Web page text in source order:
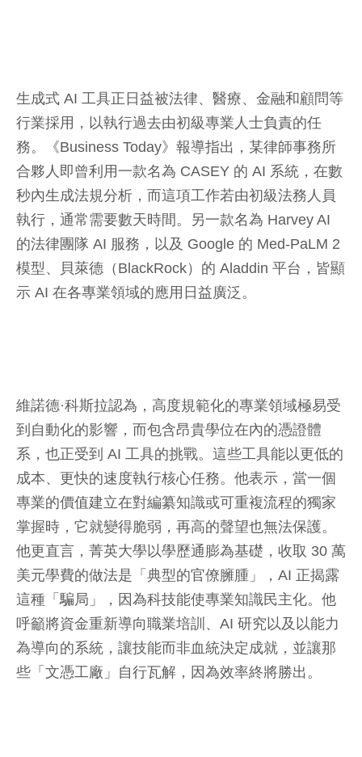
生成式 AI 工具正日益被法律、醫療、金融和顧問等
行業採用，以執行過去由初級專業人士負責的任
務。《Business Today》報導指出，某律師事務所
合夥人即曾利用一款名為 CASEY 的 AI 系統，在數
秒內生成法規分析，而這項工作若由初級法務人員
執行，通常需要數天時間。另一款名為 Harvey AI
的法律團隊 AI 服務，以及 Google 的 Med-PaLM 2
模型、貝萊德（BlackRock）的 Aladdin 平台，皆顯
示 AI 在各專業領域的應用日益廣泛。
維諾德·科斯拉認為，高度規範化的專業領域極易受
到自動化的影響，而包含昂貴學位在內的憑證體
系，也正受到 AI 工具的挑戰。這些工具能以更低的
成本、更快的速度執行核心任務。他表示，當一個
專業的價值建立在對編纂知識或可重複流程的獨家
掌握時，它就變得脆弱，再高的聲望也無法保護。
他更直言，菁英大學以學歷通膨為基礎，收取 30 萬
美元學費的做法是「典型的官僚臃腫」，AI 正揭露
這種「騙局」，因為科技能使專業知識民主化。他
呼籲將資金重新導向職業培訓、AI 研究以及以能力
為導向的系統，讓技能而非血統決定成就，並讓那
些「文憑工廠」自行瓦解，因為效率終將勝出。